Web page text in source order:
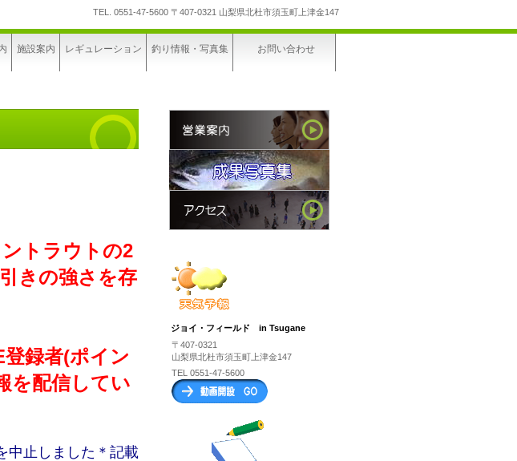
TEL. 0551-47-5600 〒407-0321 山梨県北杜市須玉町上津金147
トラウトの2
きの強さを存
録者(ポイン
を配信してい
中止しました＊記載
施設案内 レギュレーション 釣り情報・写真集 お問い合わせ
ジョイ・フィールド in Tsugane
〒407-0321
山梨県北杜市須玉町上津金147
TEL 0551-47-5600